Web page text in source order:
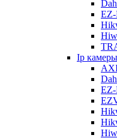
Ip камеры